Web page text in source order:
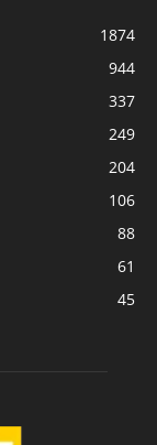
1874
944
337
249
204
106
88
61
45